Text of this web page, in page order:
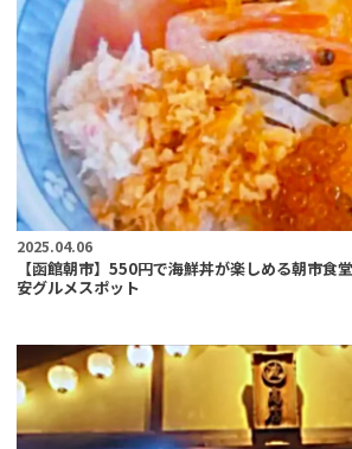
2025.04.06
【函館朝市】550円で海鮮丼が楽しめる朝市食
安グルメスポット